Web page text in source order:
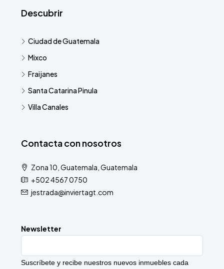
MÁS DETALLES
Descubrir
Ciudad de Guatemala
Mixco
Fraijanes
Santa Catarina Pinula
Villa Canales
Contacta con nosotros
Zona 10, Guatemala, Guatemala
+502 4567 0750
jestrada@inviertagt.com
Newsletter
Suscríbete y recibe nuestros nuevos inmuebles cada